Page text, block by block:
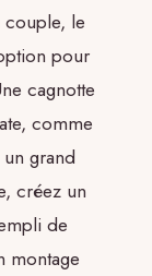
couple, le
pour
cagnotte
comme
grand
créez un
de
montage